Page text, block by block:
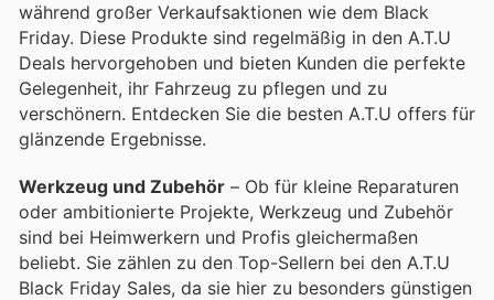
während großer Verkaufsaktionen wie dem Black
Friday. Diese Produkte sind regelmäßig in den A.T.U
Deals hervorgehoben und bieten Kunden die perfekte
Gelegenheit, ihr Fahrzeug zu pflegen und zu
verschönern. Entdecken Sie die besten A.T.U offers für
glänzende Ergebnisse.
Werkzeug und Zubehör – Ob für kleine Reparaturen
oder ambitionierte Projekte, Werkzeug und Zubehör
sind bei Heimwerkern und Profis gleichermaßen
beliebt. Sie zählen zu den Top-Sellern bei den A.T.U
Black Friday Sales, da sie hier zu besonders günstigen